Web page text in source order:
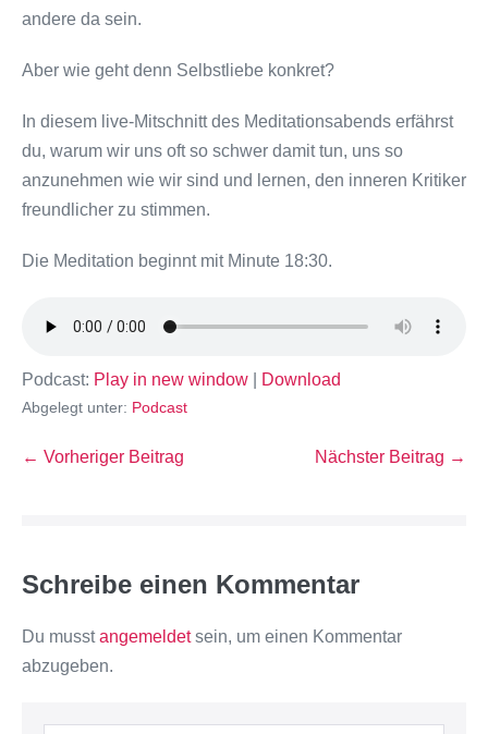
andere da sein.
Aber wie geht denn Selbstliebe konkret?
In diesem live-Mitschnitt des Meditationsabends erfährst
du, warum wir uns oft so schwer damit tun, uns so
anzunehmen wie wir sind und lernen, den inneren Kritiker
freundlicher zu stimmen.
Die Meditation beginnt mit Minute 18:30.
Podcast: Play in new window Download
Abgelegt unter: Podcast
← Vorheriger Beitrag Nächster Beitrag →
Schreibe einen Kommentar
Du musstangemeldetsein, um einen Kommentar
abzugeben.